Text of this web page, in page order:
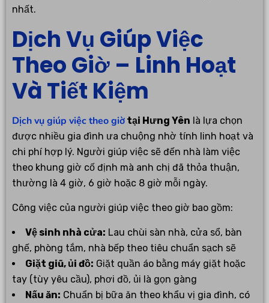
nhất.
Dịch Vụ Giúp Việc
Theo Giờ – Linh Hoạt
Và Tiết Kiệm
Dịch vụ giúp việc theo giờ tại Hưng Yên là lựa chọn
được nhiều gia đình ưa chuộng nhờ tính linh hoạt và
chi phí hợp lý. Người giúp việc sẽ đến nhà làm việc
theo khung giờ cố định mà anh chị đã thỏa thuận,
thường là 4 giờ, 6 giờ hoặc 8 giờ mỗi ngày.
Công việc của người giúp việc theo giờ bao gồm:
Vệ sinh nhà cửa: Lau chùi sàn nhà, cửa sổ, bàn
ghế, phòng tắm, nhà bếp theo tiêu chuẩn sạch sẽ
Giặt giũ, ủi đồ: Giặt quần áo bằng máy giặt hoặc
tay (tùy yêu cầu), phơi đồ, ủi là gọn gàng
Nấu ăn: Chuẩn bị bữa ăn theo khẩu vị gia đình, có